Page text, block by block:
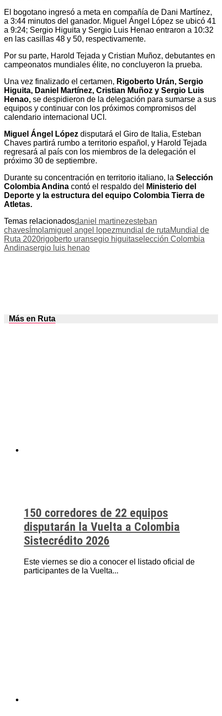
El bogotano ingresó a meta en compañía de Dani Martínez,
a 3:44 minutos del ganador. Miguel Ángel López se ubicó 41
a 9:24; Sergio Higuita y Sergio Luis Henao entraron a 10:32
en las casillas 48 y 50, respectivamente.
Por su parte, Harold Tejada y Cristian Muñoz, debutantes en
campeonatos mundiales élite, no concluyeron la prueba.
Una vez finalizado el certamen, Rigoberto Urán, Sergio
Higuita, Daniel Martínez, Cristian Muñoz y Sergio Luis
Henao, se despidieron de la delegación para sumarse a sus
equipos y continuar con los próximos compromisos del
calendario internacional UCI.
Miguel Ángel López disputará el Giro de Italia, Esteban
Chaves partirá rumbo a territorio español, y Harold Tejada
regresará al país con los miembros de la delegación el
próximo 30 de septiembre.
Durante su concentración en territorio italiano, la Selección
Colombia Andina contó el respaldo del
Ministerio del
Deporte y la estructura del equipo Colombia Tierra de
Atletas.
Temas relacionadosdaniel martinezesteban
chaves Ímolamiguel angel lopezmundial de rutaMundial de
Ruta 2020rigoberto uransegio higuitaselección Colombia
Andinasergio luis henao
Más en Ruta
150 corredores de 22 equipos
disputarán la Vuelta a Colombia
Sistecrédito 2026
Este viernes se dio a conocer el listado oficial de
participantes de la Vuelta...